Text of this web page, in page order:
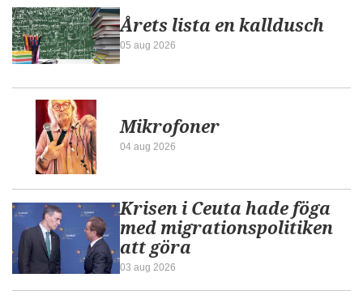
Årets lista en kalldusch
05 aug 2026
Mikrofoner
04 aug 2026
Krisen i Ceuta hade föga
med migrationspolitiken
att göra
03 aug 2026